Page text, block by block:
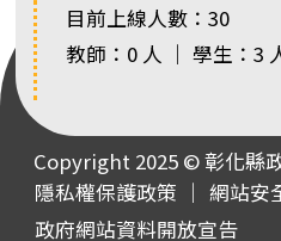
目前上線人數：30
教師：0 人 ｜ 學生：3
Copyright 2025 © 彰化縣
隱私權保護政策 ｜ 網站安
政府網站資料開放宣告